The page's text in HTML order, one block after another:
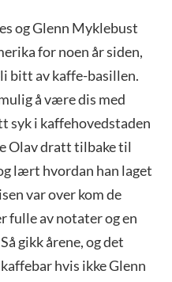
og Glenn Myklebust
for noen år siden,
bitt av kaffe-basillen.
å være dis med
syk i kaffehovedstaden
Olav dratt tilbake til
lært hvordan han laget
var over kom de
fulle av notater og en
gikk årene, og det
hvis ikke Glenn